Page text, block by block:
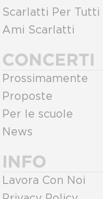
Scarlatti Per Tutti
Ami Scarlatti
CONCERTI
Prossimamente
Proposte
Per le scuole
News
INFO
Lavora Con Noi